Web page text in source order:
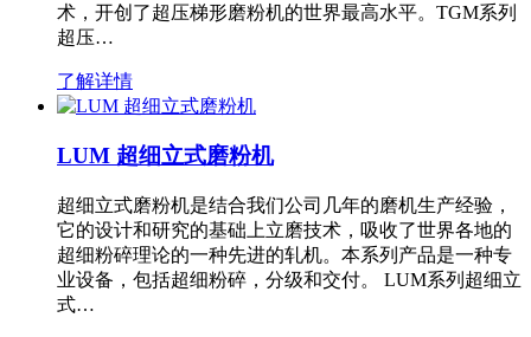
术，开创了超压梯形磨粉机的世界最高水平。TGM系列
超压…
了解详情
LUM 超细立式磨粉机
超细立式磨粉机是结合我们公司几年的磨机生产经验，
它的设计和研究的基础上立磨技术，吸收了世界各地的
超细粉碎理论的一种先进的轧机。本系列产品是一种专
业设备，包括超细粉碎，分级和交付。 LUM系列超细立
式…